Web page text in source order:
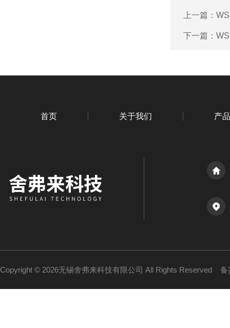
上一篇：
下一篇：
首页 关于我们 产
Copyright © 2026无锡舍弗来科技有限公司 All Rights Reserved 备